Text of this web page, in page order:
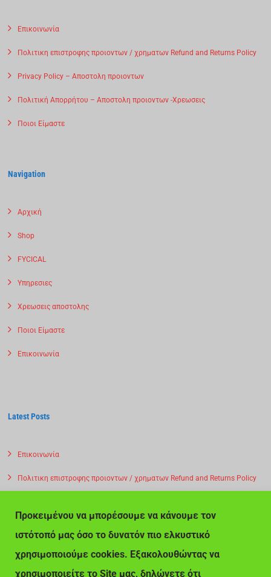
Επικοινωνία
Πολιτικη επιστροφης προιοντων / χρηματων Refund and Returns Policy
Privacy Policy – Αποστολη προιοντων
Πολιτική Απορρήτου – Αποστολη προιοντων -Χρεωσεις
Ποιοι Είμαστε
Navigation
Αρχική
Shop
FYCICAL
Υπηρεσιες
Χρεωσεις αποστολης
Ποιοι Είμαστε
Επικοινωνία
Latest Posts
Επικοινωνία
Πολιτικη επιστροφης προιοντων / χρηματων Refund and Returns Policy
Προκειμένου να μπορέσουμε να κάνουμε τον
ιστότοπό μας όσο το δυνατόν πιο ελκυστικό
χρησιμοποιούμε cookies. Εξακολουθώντας να
χρησιμοποιείτε το Site μας, δηλώνετε ότι